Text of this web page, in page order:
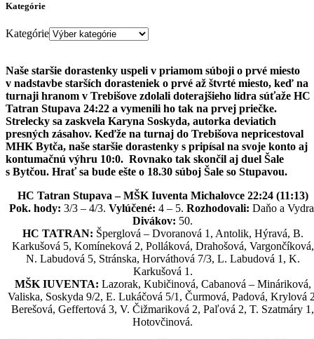
Kategórie
Kategórie
Naše staršie dorastenky uspeli v priamom súboji o prvé miesto
v nadstavbe starších dorasteniek o prvé až štvrté miesto, keď na
turnaji hranom v Trebišove zdolali doterajšieho lídra súťaže HC
Tatran Stupava 24:22 a vymenili ho tak na prvej priečke.
Strelecky sa zaskvela Karyna Soskyda, autorka deviatich
presných zásahov. Keďže na turnaj do Trebišova nepricestoval
MHK Bytča, naše staršie dorastenky s pripísal na svoje konto aj
kontumačnú výhru 10:0. Rovnako tak skončil aj duel Šale
s Bytčou. Hrať sa bude ešte o 18.30 súboj Šale so Stupavou.
HC Tatran Stupava – MŠK Iuventa Michalovce 22:24 (11:13)
Pok. hody: 3/3 – 4/3. Vylúčené: 4 – 5. Rozhodovali: Daňo a
Divákov: 50.
HC TATRAN: Šperglová – Dvoranová 1, Antolik, Hýravá, B.
Karkušová 5, Komíneková 2, Polláková, Drahošová, Vargončíková,
N. Labudová 5, Stránska, Horváthová 7/3, L. Labudová 1, K.
Karkušová 1.
MŠK IUVENTA: Lazorak, Kubičinová, Cabanová – Mináriková,
Valiska, Soskyda 9/2, E. Lukáčová 5/1, Čurmová, Padová, Krylová
Berešová, Geffertová 3, V. Čižmariková 2, Paľová 2, T. Szatmáry 1,
Hotovčinová.